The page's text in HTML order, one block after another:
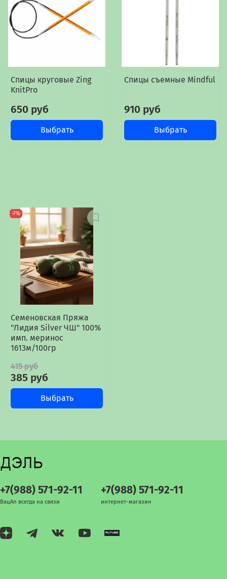
Спицы круговые Zing
KnitPro
650 руб
Выбрать
Спицы съемные Mindful
910 руб
Выбрать
-7%
Семеновская Пряжа
"Лидия Silver ЧШ" 100%
имп. меринос
1613м/100гр
415 руб
385 руб
Выбрать
+7(988) 571-92-11
ВацАп всегда на связи
+7(988) 571-92-11
интернет-магазин